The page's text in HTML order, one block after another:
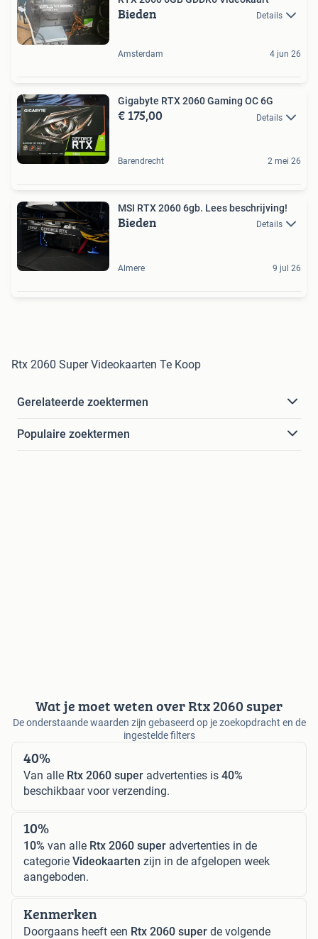
Bieden Details
Amsterdam 4 jun 26
Gigabyte RTX 2060 Gaming OC 6G
€ 175,00 Details
Barendrecht 2 mei 26
MSI RTX 2060 6gb. Lees beschrijving!
Bieden Details
Almere 9 jul 26
Rtx 2060 Super Videokaarten Te Koop
Gerelateerde zoektermen
Populaire zoektermen
Wat je moet weten over Rtx 2060 super
De onderstaande waarden zijn gebaseerd op je zoekopdracht en de
ingestelde filters
40%
Van alle Rtx 2060 super advertenties is 40%
beschikbaar voor verzending.
10%
10% van alle Rtx 2060 super advertenties in de
categorie Videokaarten zijn in de afgelopen week
aangeboden.
Kenmerken
Doorgaans heeft een Rtx 2060 super de volgende